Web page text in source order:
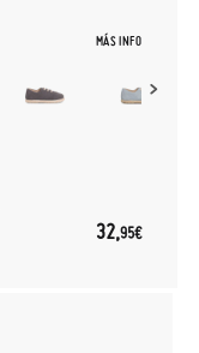
MÁS INFO
32,95€